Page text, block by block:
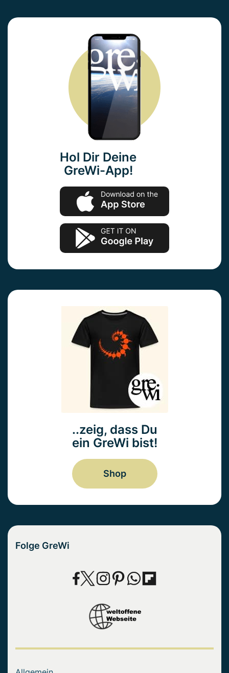
Hol Dir Deine
GreWi-App!
..zeig, dass Du
ein GreWi bist!
Shop
Folge GreWi